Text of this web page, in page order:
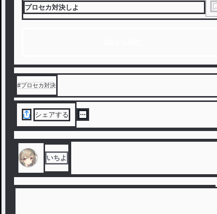
プロセカ対決しよ
#プロセカ対決
シェアする
いちよ